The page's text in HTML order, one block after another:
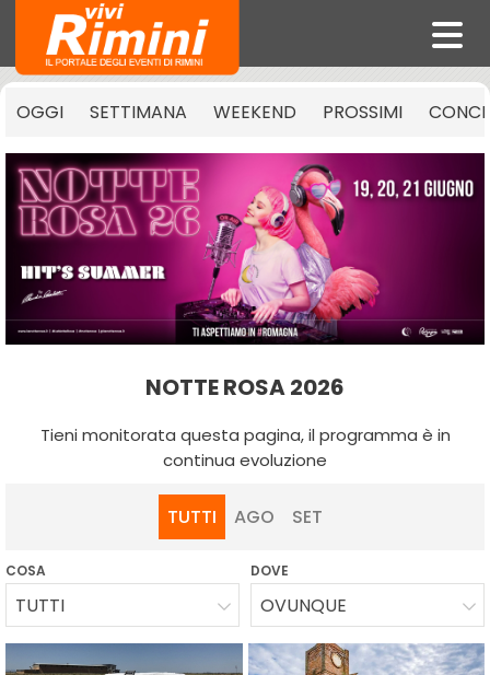
OGGI SETTIMANA WEEKEND PROSSIMI
NOTTE ROSA 2026
Tieni monitorata questa pagina, il programma è in
continua evoluzione
TUTTI AGO SET
COSA
TUTTI
DOVE
OVUNQUE